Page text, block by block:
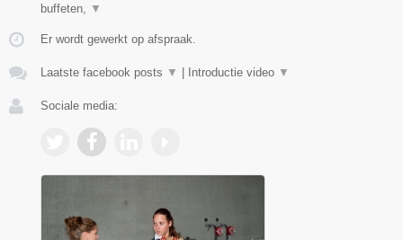
buffeten, ▼
Er wordt gewerkt op afspraak.
Laatste facebook posts ▼ Introductie video ▼
Sociale media: